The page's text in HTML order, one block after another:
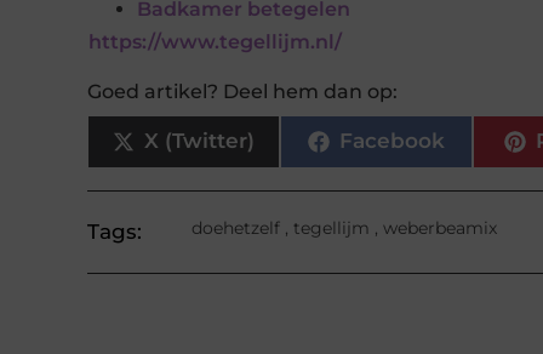
Badkamer betegelen
https://www.tegellijm.nl/
Goed artikel? Deel hem dan op:
X (Twitter) Facebook
Tags: doehetzelf , tegellijm ,weberbeamix